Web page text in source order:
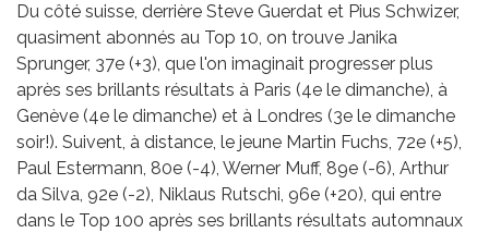
Du côté suisse, derrière Steve Guerdat et Pius Schwizer,
quasiment abonnés au Top 10, on trouve Janika
Sprunger, 37e (+3), que l'on imaginait progresser plus
après ses brillants résultats à Paris (4e le dimanche), à
Genève (4e le dimanche) et à Londres (3e le dimanche
soir!). Suivent, à distance, le jeune Martin Fuchs, 72e (+5),
Paul Estermann, 80e (-4), Werner Muff, 89e (-6), Arthur
da Silva, 92e (-2), Niklaus Rutschi, 96e (+20), qui entre
dans le Top 100 après ses brillants résultats automnaux